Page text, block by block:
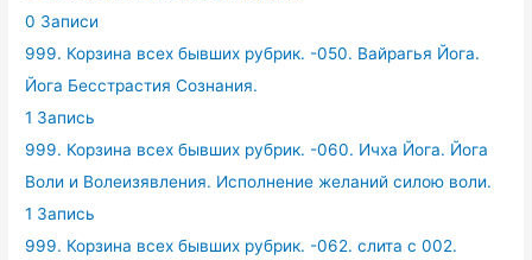
0 Записи
999. Корзина всех бывших рубрик. -050. Вайрагья Йога.
Йога Бесстрастия Сознания.
1 Запись
999. Корзина всех бывших рубрик. -060. Ичха Йога. Йога
Воли и Волеизявления. Исполнение желаний силою воли.
1 Запись
999. Корзина всех бывших рубрик. -062. слита с 002.